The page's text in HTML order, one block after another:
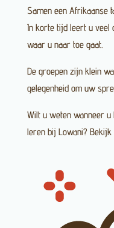
Samen een Afrikaanse
In korte tijd leert u veel
waar u naar toe gaat.
De groepen zijn klein
gelegenheid om uw
Wilt u weten wanneer u
leren bij Lowani? Bekijk